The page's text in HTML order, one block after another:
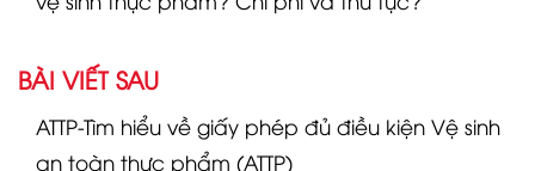
BÀI VIẾT SAU
ATTP-Tìm hiểu về giấy phép đủ điều kiện Vệ sinh
an toàn thực phẩm (ATTP)